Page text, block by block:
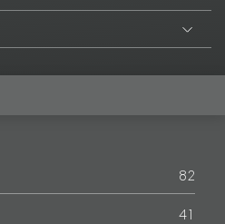
82
41